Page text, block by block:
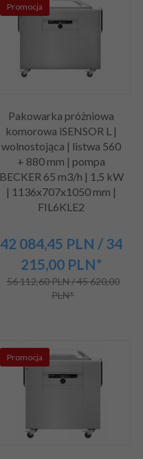
Promocja
Pakowarka próżniowa
komorowa iSENSOR L |
wolnostojąca | listwa 560
+ 880 mm | pompa
BECKER 65 m3/h | 1,5 kW
| 1136x707x1050 mm |
FIL6KLE2
42 084,45 PLN / 34
215,00 PLN*
56 112,60 PLN / 45 620,00
PLN*
Promocja